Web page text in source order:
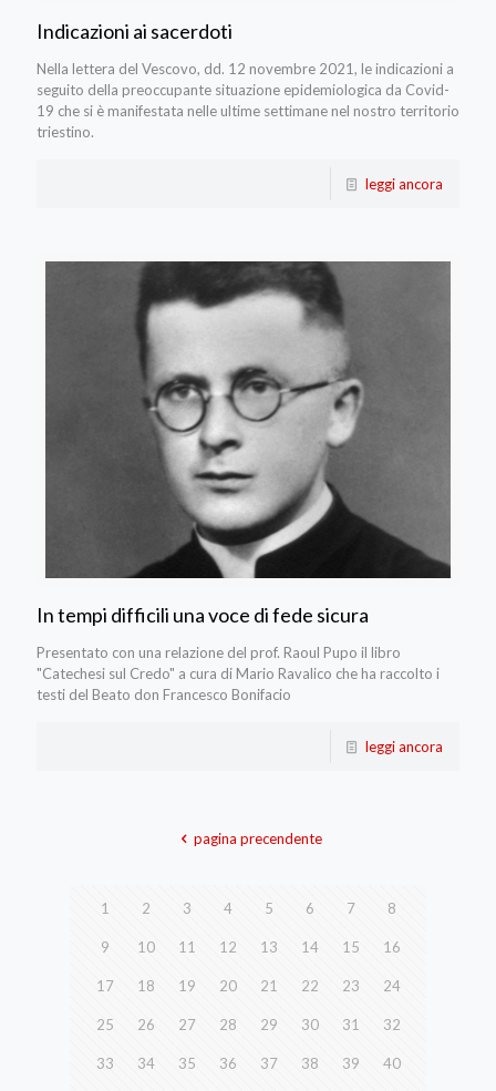
Indicazioni ai sacerdoti
Nella lettera del Vescovo, dd. 12 novembre 2021, le indicazioni a
seguito della preoccupante situazione epidemiologica da Covid-
19 che si è manifestata nelle ultime settimane nel nostro territorio
triestino.
leggi ancora
In tempi difficili una voce di fede sicura
Presentato con una relazione del prof. Raoul Pupo il libro
"Catechesi sul Credo" a cura di Mario Ravalico che ha raccolto i
testi del Beato don Francesco Bonifacio
leggi ancora
pagina precendente
1 2 3 4 5 6 7 8
9 10 11 12 13 14 15 16
17 18 19 20 21 22 23 24
25 26 27 28 29 30 31 32
33 34 35 36 37 38 39 40